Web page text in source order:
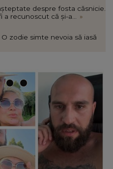
despre fosta căsnicie.
recunoscut că și-a...
»
zodie simte nevoia să iasă